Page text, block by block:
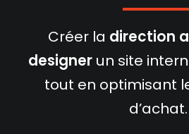
Créer la direction
designer un site
tout en optimisant
d’achat.